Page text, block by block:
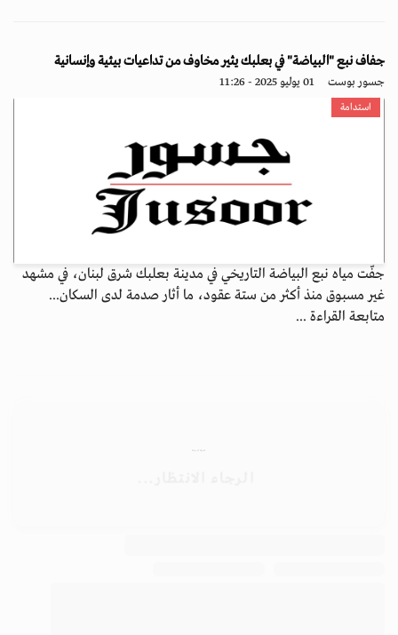
جفاف نبع "البياضة" في بعلبك يثير مخاوف من تداعيات بيئية وإنسانية
جسور بوست 01 يوليو 2025 - 11:26
استدامة
جفّت مياه نبع البياضة التاريخي في مدينة بعلبك شرق لبنان، في مشهد
غير مسبوق منذ أكثر من ستة عقود، ما أثار صدمة لدى السكان...
متابعة القراءة ...